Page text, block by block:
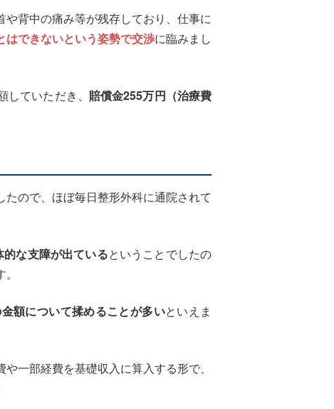
背中の痛み等が残存しており、仕事に
はできないという姿勢で交渉に臨みまし
ていただき、 賠償金255万円（治療費
ので、ほぼ毎日整形外科に通院されて
な支障が出ているということでしたの
額について揉めることが多いといえま
一部経費を基礎収入に算入する形で、